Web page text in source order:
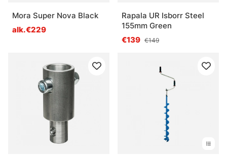
Mora Super Nova Black
alk.€229
Rapala UR Isborr Steel
155mm Green
€139 €149